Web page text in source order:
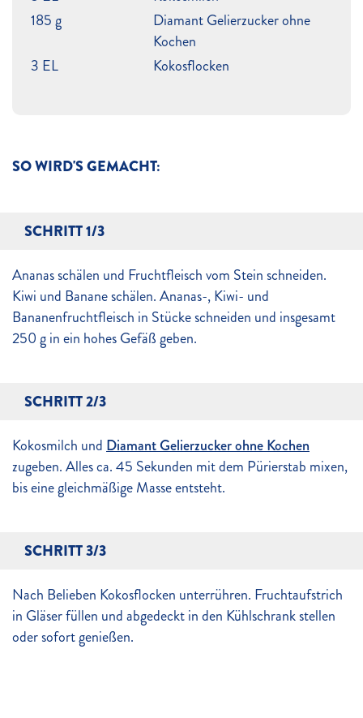
SO WIRD'S GEMACHT:
SCHRITT 1/3
Ananas schälen und Fruchtfleisch vom Stein schneiden.
Kiwi und Banane schälen. Ananas-, Kiwi- und
Bananenfruchtfleisch in Stücke schneiden und insgesamt
250 g in ein hohes Gefäß geben.
SCHRITT 2/3
Kokosmilch und Diamant Gelierzucker ohne Kochen
zugeben. Alles ca. 45 Sekunden mit dem Pürierstab mixen,
bis eine gleichmäßige Masse entsteht.
SCHRITT 3/3
Nach Belieben Kokosflocken unterrühren. Fruchtaufstrich
in Gläser füllen und abgedeckt in den Kühlschrank stellen
oder sofort genießen.
185 g
Diamant Gelierzucker ohne
Kochen
3 EL
Kokosflocken